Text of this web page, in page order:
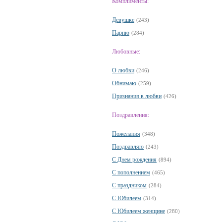
Девушке (243)
Парню (284)
Любовные:
О любви (246)
Обнимаю (259)
Признания в любви (426)
Поздравления:
Пожелания (348)
Поздравляю (243)
С Днем рождения (894)
С пополнением (465)
С праздником (284)
С Юбилеем (314)
С Юбилеем женщине (280)